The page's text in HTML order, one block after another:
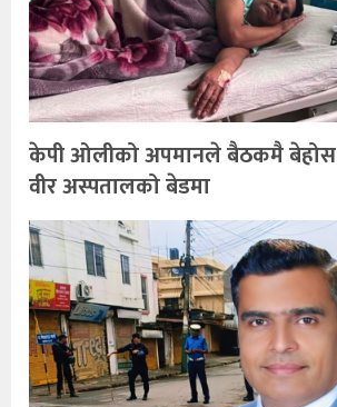
केपी ओलीको अपमानले बैठकमै
वीर अस्पतालको बेडमा